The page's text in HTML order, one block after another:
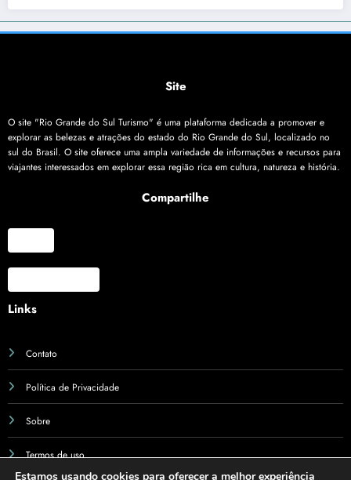
Site
O site "Rio Grande do Sul Turismo" é uma plataforma dedicada a promover e
explorar as belezas e atrações do estado do Rio Grande do Sul, localizado no
sul do Brasil. O site oferece uma ampla variedade de informações e recursos para
viajantes interessados em explorar essa região rica em cultura, natureza e história.
Compartilhe
Links
Contato
Política de Privacidade
Sobre
Termos de uso
Estamos usando cookies para oferecer a melhor experiência